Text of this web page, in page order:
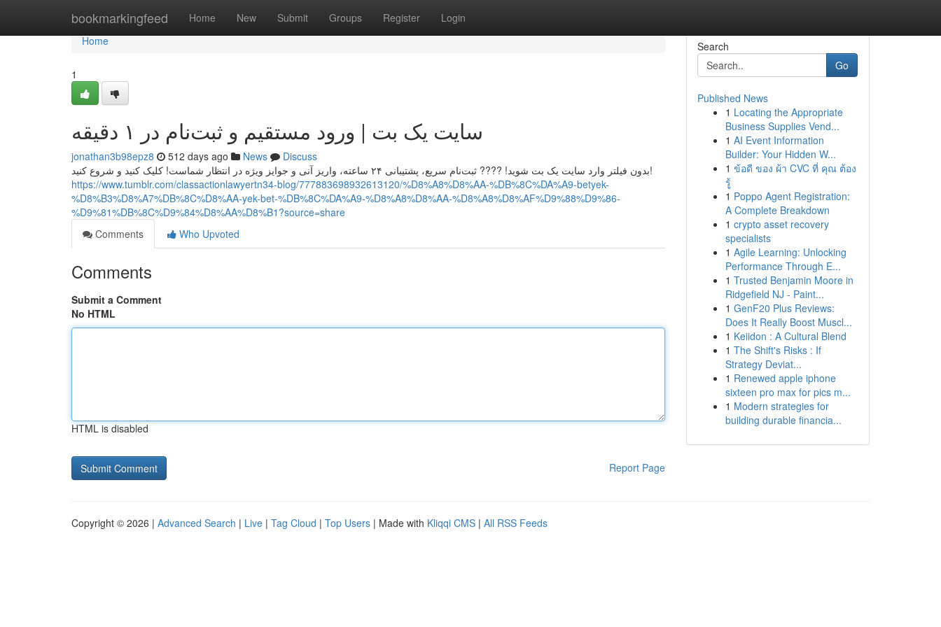
bookmarkingfeed Home New Submit Groups Register Login
Home
Home
1
سایت یک بت | ورود مستقیم و ثبت‌نام در ۱ دقیقه
jonathan3b98epz8 512 days ago News
Discuss
بدون فیلتر وارد سایت یک بت شوید! ???? ثبت‌نام سریع، پشتیبانی ۲۴ ساعته، واریز آنی و جوایز ویژه در انتظار شماست! کلیک کنید و شروع کنید!
https://www.tumblr.com/classactionlawyertn34-blog/777883698932613120/%D8%A8%D8%AA-%DB%8C%DA%A9-betyek-
%D8%B3%D8%A7%DB%8C%D8%AA-yek-bet-%DB%8C%DA%A9-%D8%A8%D8%AA-%D8%A8%D8%AF%D9%88%D9%86-
%D9%81%DB%8C%D9%84%D8%AA%D8%B1?source=share
Comments
Who Upvoted
Comments
Submit a Comment
No HTML
HTML is disabled
Report Page
Search
Go
Published News
1 Locating the Appropriate
Business Supplies Vend...
1 AI Event Information
Builder: Your Hidden W...
1 ข้อดี ของ ผ้า CVC ที่ คุณ ต้อง
รู้
1 Poppo Agent Registration:
A Complete Breakdown
1 crypto asset recovery
specialists
1 Agile Learning: Unlocking
Performance Through E...
1 Trusted Benjamin Moore in
Ridgefield NJ - Paint...
1 GenF20 Plus Reviews:
Does It Really Boost Muscl...
1 Keiidon : A Cultural Blend
1 The Shift's Risks : If
Strategy Deviat...
1 Renewed apple iphone
sixteen pro max for pics m...
1 Modern strategies for
building durable financia...
Copyright © 2026 | Advanced Search | Live | Tag Cloud | Top Users | Made with Kliqqi CMS | All RSS Feeds